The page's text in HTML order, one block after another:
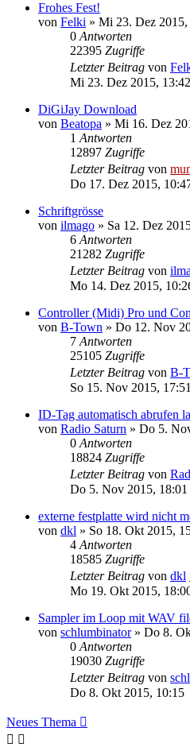
Frohes Fest!
von Felki » Mi 23. Dez 2015,
0 Antworten
22395 Zugriffe
Letzter Beitrag von
Mi 23. Dez 2015, 13:42
DiGiJay Download
von Beatopa » Mi 16. Dez
1 Antworten
12897 Zugriffe
Letzter Beitrag von
Do 17. Dez 2015,
Schriftgrösse
von ilmago » Sa 12. Dez
6 Antworten
21282 Zugriffe
Letzter Beitrag von
Mo 14. Dez 2015,
Controller (Midi) Pro und
von B-Town » Do 12. Nov
7 Antworten
25105 Zugriffe
Letzter Beitrag von B-
So 15. Nov 2015, 17:51
ID-Tag automatisch abrufen
von Radio Saturn » Do 5.
0 Antworten
18824 Zugriffe
Letzter Beitrag von
Do 5. Nov 2015, 18:01
externe festplatte wird nicht
von dkl » So 18. Okt 2015,
4 Antworten
18585 Zugriffe
Letzter Beitrag von dkl
Mo 19. Okt 2015,
Sampler im Loop mit WAV
von schlumbinator» Do 8.
0 Antworten
19030 Zugriffe
Letzter Beitrag von
Do 8. Okt 2015, 10:15
Neues Thema